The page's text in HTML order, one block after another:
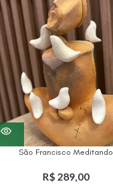
São Francisco Meditando
R$289,00